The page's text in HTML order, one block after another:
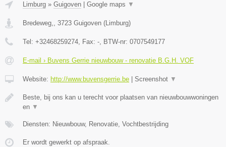
Limburg » Guigoven Google maps ▼
Bredeweg,, 3723 Guigoven (Limburg)
Tel: +32468259274, Fax: -, BTW-nr: 0707549177
E-mail › Buvens Gerrie nieuwbouw - renovatie B.G.H. VOF
Website: http://www.buvensgerrie.be Screenshot ▼
Beste, bij ons kan u terecht voor plaatsen van nieuwbouwwoningen
en ▼
Diensten: Nieuwbouw, Renovatie, Vochtbestrijding
Er wordt gewerkt op afspraak.